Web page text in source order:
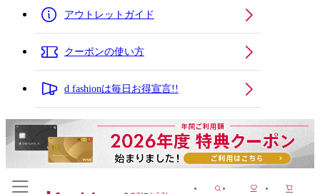
アウトレットガイド
クーポンの使い方
d fashionは毎日お得宣言!!